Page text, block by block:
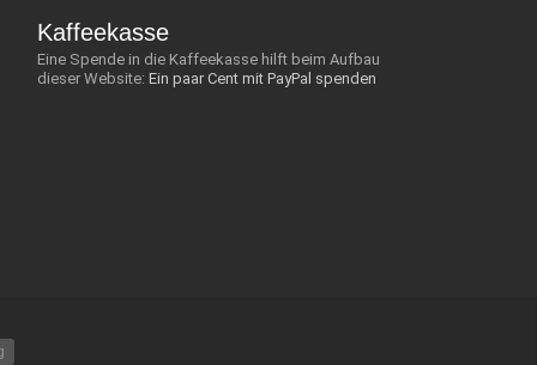
Kaffeekasse
Eine Spende in die Kaffeekasse hilft beim Aufbau
dieser Website: Ein paar Cent mit PayPal spenden